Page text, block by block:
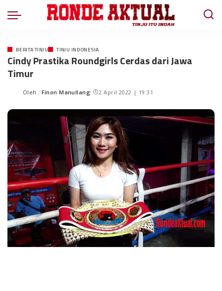
BERITA TINJU TINJU INDONESIA
Cindy Prastika Roundgirls Cerdas dari Jawa
Timur
Oleh : Finon Manullang 2 April 2022 | 19:31